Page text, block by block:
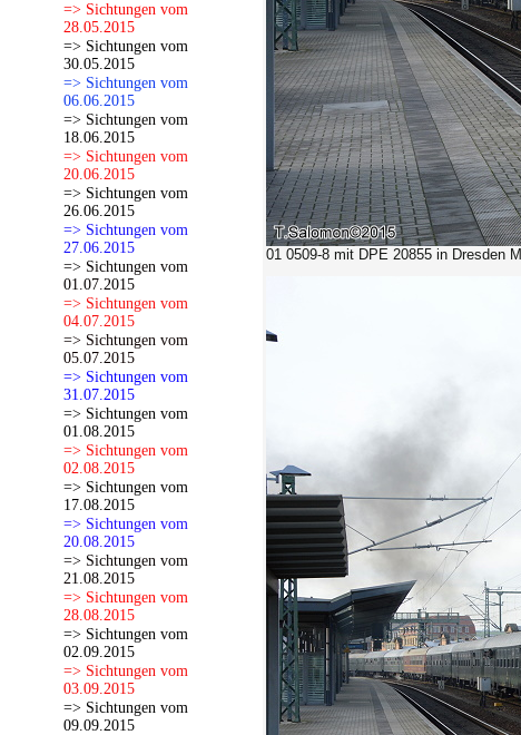
=> Sichtungen vom
28.05.2015
=> Sichtungen vom
30.05.2015
=> Sichtungen vom
06.06.2015
=> Sichtungen vom
18.06.2015
=> Sichtungen vom
20.06.2015
=> Sichtungen vom
26.06.2015
=> Sichtungen vom
27.06.2015
=> Sichtungen vom
01.07.2015
=> Sichtungen vom
04.07.2015
=> Sichtungen vom
05.07.2015
=> Sichtungen vom
31.07.2015
=> Sichtungen vom
01.08.2015
=> Sichtungen vom
02.08.2015
=> Sichtungen vom
17.08.2015
=> Sichtungen vom
20.08.2015
=> Sichtungen vom
21.08.2015
=> Sichtungen vom
28.08.2015
=> Sichtungen vom
02.09.2015
=> Sichtungen vom
03.09.2015
=> Sichtungen vom
09.09.2015
01 0509-8 mit DPE 20855 in Dresden